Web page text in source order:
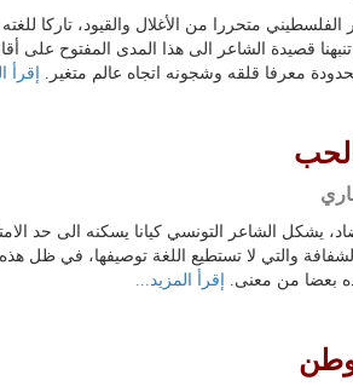
متحررا من الأغلال والقيود، تاركا
قصيدة الشاعر الى هذا المدى المفتوح
معرفا قلقه وشجونه اتجاه عالم متغير.
إقرأ
يشكل الشاعر التونسي كيانا يسكنه الى حد
والتي لا تستطيع اللغة توصيفها، في ظل
بعضا من معنى.
إقرأ المزيد...